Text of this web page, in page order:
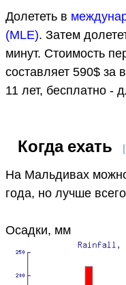
Долететь в
(MLE). Затем
минут. Стоимость
составляет 590$ за
11 лет, бесплатно -
Когда ехать [
На Мальдивах
года, но лучше
Осадки, мм